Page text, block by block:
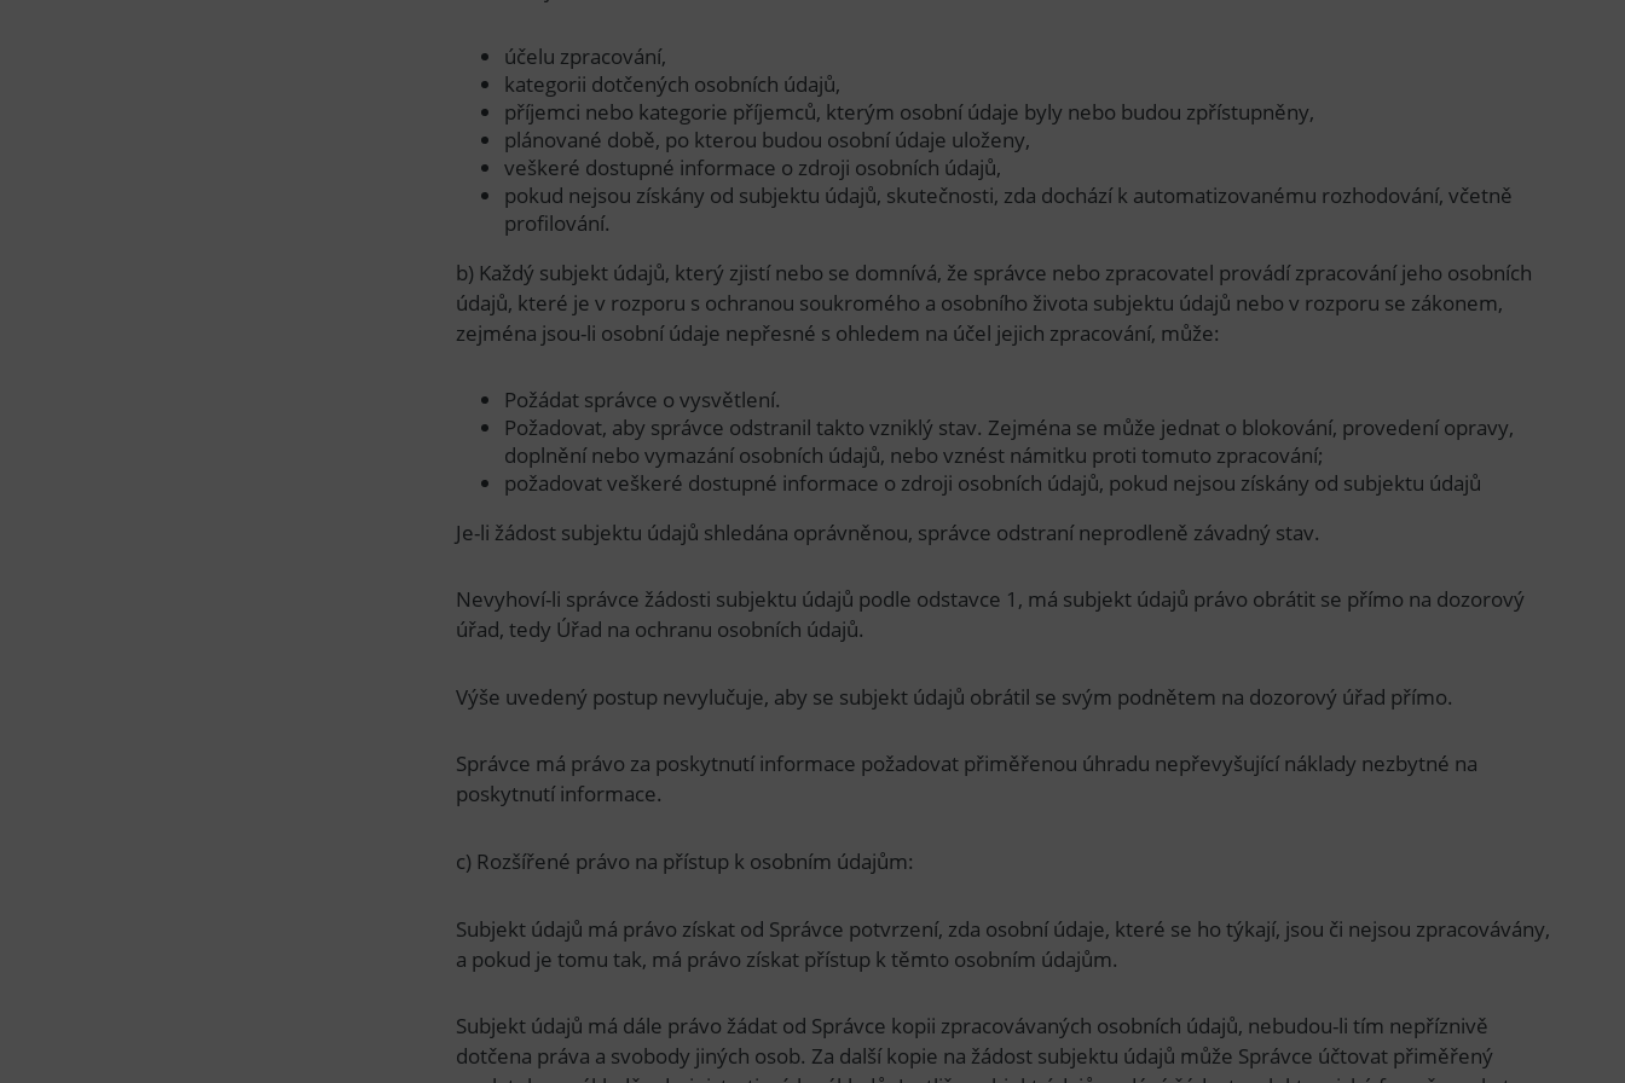
účelu zpracování,
kategorii dotčených osobních údajů,
příjemci nebo kategorie příjemců, kterým osobní údaje byly nebo budou zpřístupněny,
plánované době, po kterou budou osobní údaje uloženy,
veškeré dostupné informace o zdroji osobních údajů,
pokud nejsou získány od subjektu údajů, skutečnosti, zda dochází k automatizovanému rozhodování, včetně
profilování.
b) Každý subjekt údajů, který zjistí nebo se domnívá, že správce nebo zpracovatel provádí zpracování jeho osobních
údajů, které je v rozporu s ochranou soukromého a osobního života subjektu údajů nebo v rozporu se zákonem,
zejména jsou-li osobní údaje nepřesné s ohledem na účel jejich zpracování, může:
Požádat správce o vysvětlení.
Požadovat, aby správce odstranil takto vzniklý stav. Zejména se může jednat o blokování, provedení opravy,
doplnění nebo vymazání osobních údajů, nebo vznést námitku proti tomuto zpracování;
požadovat veškeré dostupné informace o zdroji osobních údajů, pokud nejsou získány od subjektu údajů
Je-li žádost subjektu údajů shledána oprávněnou, správce odstraní neprodleně závadný stav.
Nevyhoví-li správce žádosti subjektu údajů podle odstavce 1, má subjekt údajů právo obrátit se přímo na dozorový
úřad, tedy Úřad na ochranu osobních údajů.
Výše uvedený postup nevylučuje, aby se subjekt údajů obrátil se svým podnětem na dozorový úřad přímo.
Správce má právo za poskytnutí informace požadovat přiměřenou úhradu nepřevyšující náklady nezbytné na
poskytnutí informace.
c) Rozšířené právo na přístup k osobním údajům:
Subjekt údajů má právo získat od Správce potvrzení, zda osobní údaje, které se ho týkají, jsou či nejsou zpracovávány,
a pokud je tomu tak, má právo získat přístup k těmto osobním údajům.
Subjekt údajů má dále právo žádat od Správce kopii zpracovávaných osobních údajů, nebudou-li tím nepříznivě
dotčena práva a svobody jiných osob. Za další kopie na žádost subjektu údajů může Správce účtovat přiměřený